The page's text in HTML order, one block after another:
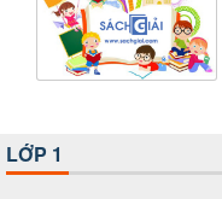
LỚP 1